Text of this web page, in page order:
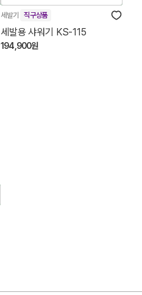
세발기 직구상품
세발용 샤워기 KS-115
194,900원